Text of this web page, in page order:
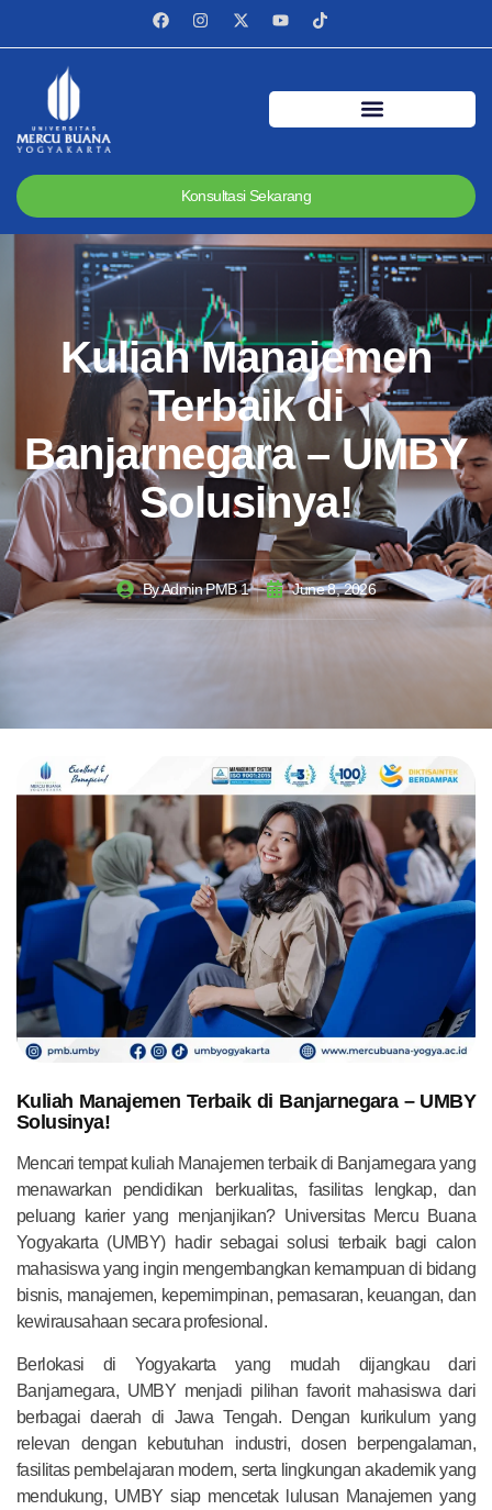
Konsultasi Sekarang
Kuliah Manajemen
Terbaik di
Banjarnegara – UMBY
Solusinya!
ByAdmin PMB 1 June 8, 2026
Kuliah Manajemen Terbaik di Banjarnegara – UMBY
Solusinya!
Mencari tempat kuliah Manajemen terbaik di Banjarnegara yang
menawarkan pendidikan berkualitas, fasilitas lengkap, dan
peluang karier yang menjanjikan? Universitas Mercu Buana
Yogyakarta (UMBY) hadir sebagai solusi terbaik bagi calon
mahasiswa yang ingin mengembangkan kemampuan di bidang
bisnis, manajemen, kepemimpinan, pemasaran, keuangan, dan
kewirausahaan secara profesional.
Berlokasi di Yogyakarta yang mudah dijangkau dari
Banjarnegara, UMBY menjadi pilihan favorit mahasiswa dari
berbagai daerah di Jawa Tengah. Dengan kurikulum yang
relevan dengan kebutuhan industri, dosen berpengalaman,
fasilitas pembelajaran modern, serta lingkungan akademik yang
mendukung, UMBY siap mencetak lulusan Manajemen yang